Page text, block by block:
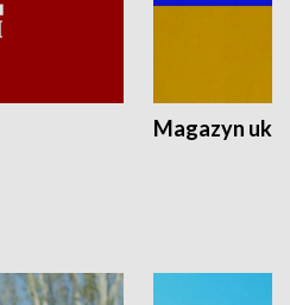
Magazyn